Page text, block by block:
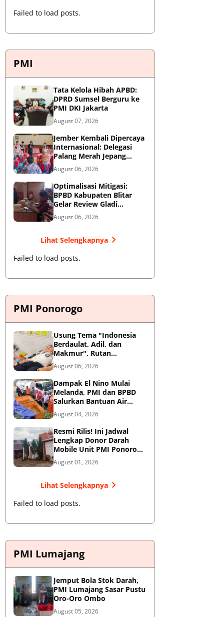
Failed to load posts.
PMI
Tata Kelola Hibah APBD:
DPRD Sumsel Berguru ke
PMI DKI Jakarta
August 07, 2026
Jember Kembali Dipercaya
Internasional: Delegasi
Palang Merah Jepang
Perkuat Kesiapsiagaan
Bencana di Kawasan
Pesisir dan Sekolah
August 06, 2026
Optimalisasi Mitigasi:
BPBD Kabupaten Blitar
Gelar Review Gladi
Kontinjensi Erupsi Gunung
Kelud
August 06, 2026
Lihat Selengkapnya
Failed to load posts.
PMI Ponorogo
Usung Tema "Indonesia
Berdaulat, Adil, dan
Makmur", Rutan
Ponorogo Gelar Donor
Darah Kemanusiaan
Sambut HUT RI ke-81
August 06, 2026
Dampak El Nino Mulai
Melanda, PMI dan BPBD
Salurkan Bantuan Air
Bersih ke Desa Terdampak
di Ponorogo
August 04, 2026
Resmi Rilis! Ini Jadwal
Lengkap Donor Darah
Mobile Unit PMI Ponorogo
Agustus 2026
August 01, 2026
Lihat Selengkapnya
Failed to load posts.
PMI Lumajang
Jemput Bola Stok Darah,
PMI Lumajang Sasar Pustu
Oro-Oro Ombo
August 05, 2026